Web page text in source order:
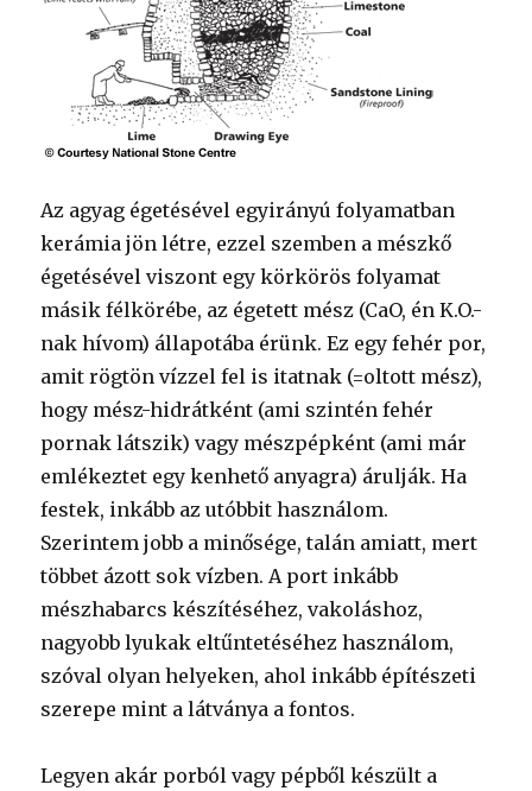
Az agyag égetésével egyirányú folyamatban
kerámia jön létre, ezzel szemben a mészkő
égetésével viszont egy körkörös folyamat
másik félkörébe, az égetett mész (CaO, én K.O.-
nak hívom) állapotába érünk. Ez egy fehér por,
amit rögtön vízzel fel is itatnak (=oltott mész),
hogy mész-hidrátként (ami szintén fehér
pornak látszik) vagy mészpépként (ami már
emlékeztet egy kenhető anyagra) árulják. Ha
festek, inkább az utóbbit használom.
Szerintem jobb a minősége, talán amiatt, mert
többet ázott sok vízben. A port inkább
mészhabarcs készítéséhez, vakoláshoz,
nagyobb lyukak eltűntetéséhez használom,
szóval olyan helyeken, ahol inkább építészeti
szerepe mint a látványa a fontos.
Legyen akár porból vagy pépből készült a